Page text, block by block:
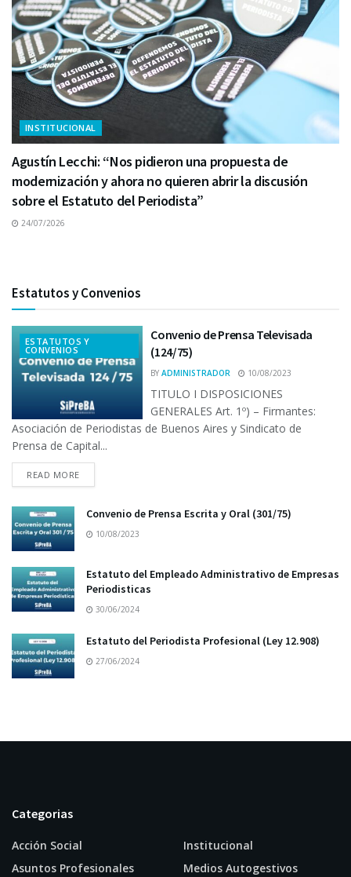
INSTITUCIONAL
Agustín Lecchi: “Nos pidieron una propuesta de
modernización y ahora no quieren abrir la discusión
sobre el Estatuto del Periodista”
24/07/2026
Estatutos y Convenios
ESTATUTOS Y
CONVENIOS
Convenio de Prensa Televisada
(124/75)
BY ADMINISTRADOR 10/08/2023
TITULO I DISPOSICIONES
GENERALES Art. 1º) – Firmantes:
Asociación de Periodistas de Buenos Aires y Sindicato de
Prensa de Capital...
READ MORE
Convenio de Prensa Escrita y Oral (301/75)
10/08/2023
Estatuto del Empleado Administrativo de Empresas
Periodisticas
30/06/2024
Estatuto del Periodista Profesional (Ley 12.908)
27/06/2024
Categorias
Acción Social
Asuntos Profesionales
Institucional
Medios Autogestivos